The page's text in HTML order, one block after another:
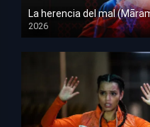
La herencia del mal
2026
HD 1080p